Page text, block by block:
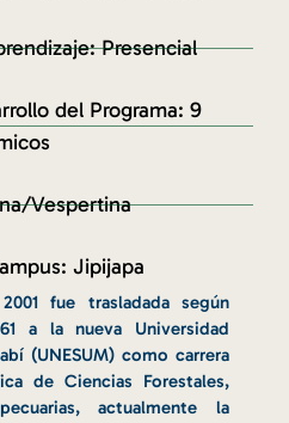
Presencial
del Programa: 9
Vespertina
Jipijapa
fue trasladada según
a la nueva Universidad
(UNESUM) como carrera
de Ciencias Forestales,
actualmente la